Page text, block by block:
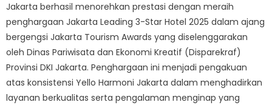
Jakarta berhasil menorehkan prestasi dengan meraih
penghargaan Jakarta Leading 3-Star Hotel 2025 dalam ajang
bergengsi Jakarta Tourism Awards yang diselenggarakan
oleh Dinas Pariwisata dan Ekonomi Kreatif (Disparekraf)
Provinsi DKI Jakarta. Penghargaan ini menjadi pengakuan
atas konsistensi Yello Harmoni Jakarta dalam menghadirkan
layanan berkualitas serta pengalaman menginap yang